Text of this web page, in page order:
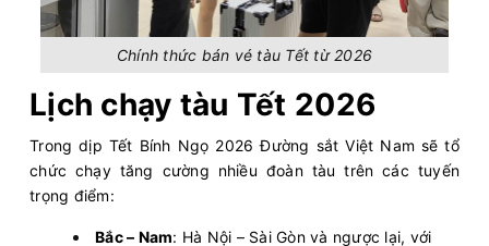
Chính thức bán vé tàu Tết từ 2026
Lịch chạy tàu Tết 2026
Trong dịp Tết Bính Ngọ 2026 Đường sắt Việt Nam sẽ tổ
chức chạy tăng cường nhiều đoàn tàu trên các tuyến
trọng điểm:
Bắc – Nam: Hà Nội – Sài Gòn và ngược lại, với